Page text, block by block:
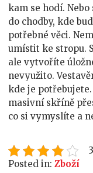
kam se hodí.
do chodby, kde
potřebné věci.
umístit ke stropu.
ale vytvoříte
nevyužito.
kde je
masivní skříně
co si vymyslíte a
Posted in:Zboží